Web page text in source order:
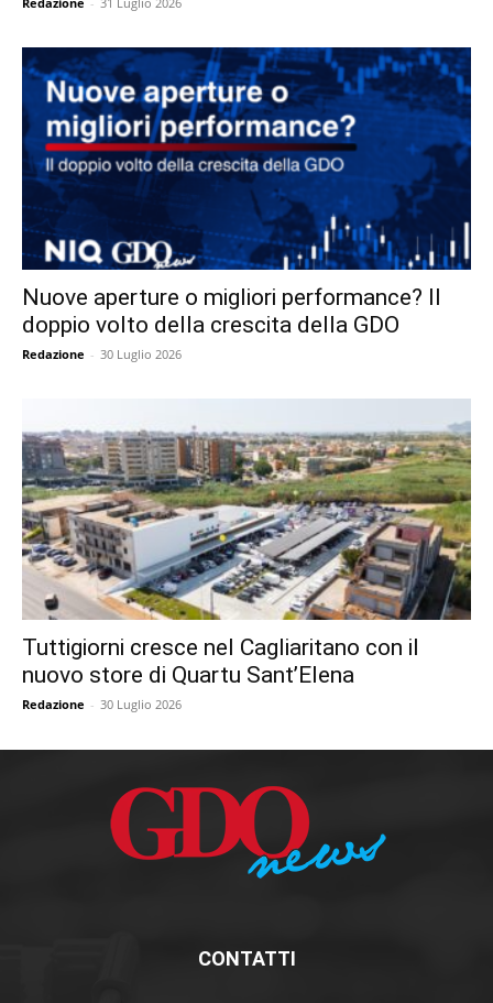
Nuove aperture o migliori performance? Il
doppio volto della crescita della GDO
Redazione - 30 Luglio 2026
Tuttigiorni cresce nel Cagliaritano con il
nuovo store di Quartu Sant’Elena
Redazione - 30 Luglio 2026
CONTATTI